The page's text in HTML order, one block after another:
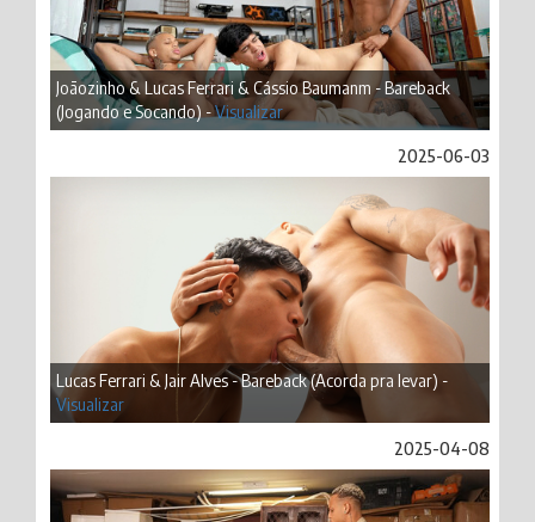
Joãozinho & Lucas Ferrari & Cássio Baumanm - Bareback
(Jogando e Socando) -Visualizar
2025-06-03
Lucas Ferrari & Jair Alves - Bareback (Acorda pra levar) -
Visualizar
2025-04-08